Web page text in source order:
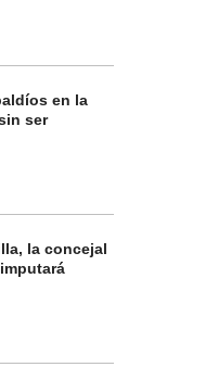
en la
ser
la concejal